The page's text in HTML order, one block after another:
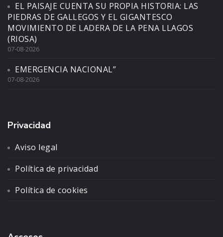
EL PAISAJE CUENTA SU PROPIA HISTORIA: LAS
PIEDRAS DE GALLEGOS Y EL GIGANTESCO
MOVIMIENTO DE LADERA DE LA PENA LLAGOS
(RIOSA)
07-08-2026
EMERGENCIA NACIONAL”
07-08-2026
Privacidad
Aviso legal
Política de privacidad
Política de cookies